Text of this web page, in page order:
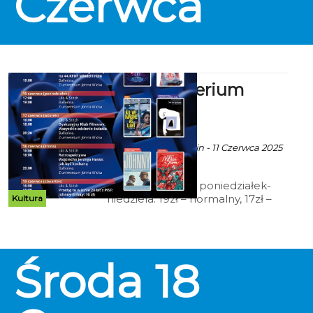
Zachodniopomorskiego Panu
Zenonowi Kasprzakowi.
Kultura
Kinno Kryterium
zaprasza
ekoszalin POLECA
Ala za CK 105 Koszalin - 11 Czerwca 2025
godz. 8:02
Cennik: Bilety 2D poniedziałek-
niedziela: 19zł – normalny, 17zł –
niedziele); 15 zł – DKF, 12zł – Kino
Małego Widza, Retrospektywa
Wojciecha Jerzego Hassa;
Środa 18